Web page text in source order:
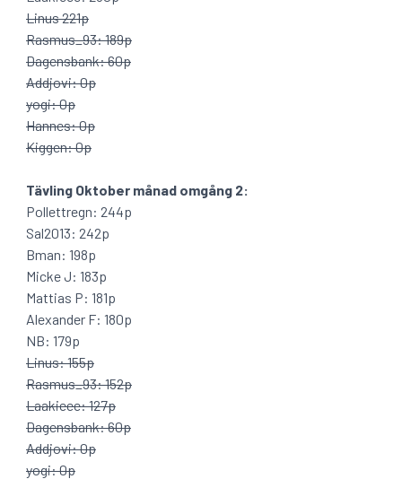
Linus 221p
Rasmus_93: 189p
Dagensbank: 60p
Addjovi: 0p
yogi: 0p
Hannes: 0p
Kiggen: 0p
Tävling Oktober månad omgång 2:
Pollettregn: 244p
Sal2013: 242p
Bman: 198p
Micke J: 183p
Mattias P: 181p
Alexander F: 180p
NB: 179p
Linus: 155p
Rasmus_93: 152p
Laakieee: 127p
Dagensbank: 60p
Addjovi: 0p
yogi: 0p